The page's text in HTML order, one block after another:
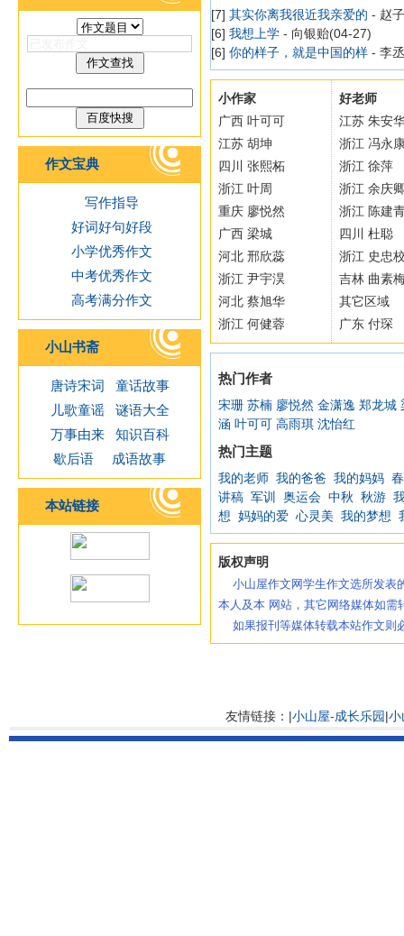
作文宝典
写作指导
好词好句好段
小学优秀作文
中考优秀作文
高考满分作文
小山书斋
唐诗宋词
童话故事
儿歌童谣
谜语大全
万事由来
知识百科
歇后语
成语故事
本站链接
[7] 其实你离我很近我亲爱的 - 赵
[6] 我想上学 - 向银贻(04-27)
[6] 你的样子，就是中国的样 - 李
小作家
广西 叶可可
江苏 胡坤
四川 张熙柘
浙江 叶周
重庆 廖悦然
广西 梁城
河北 邢欣蕊
浙江 尹宇淏
河北 蔡旭华
浙江 何健蓉
好老师
江苏 朱安
浙江 冯永
浙江 徐萍
浙江 余庆
浙江 陈建
四川 杜聪
浙江 史忠
吉林 曲素
其它区域
广东 付琛
热门作者
宋珊 苏楠 廖悦然 金潇逸 郑龙城
涵 叶可可 高雨琪 沈怡红
热门主题
我的老师 我的爸爸 我的妈妈
讲稿 军训 奥运会 中秋 秋游
想 妈妈的爱 心灵美 我的梦想
版权声明
小山屋作文网学生作文选所发表
本人及本 网站，其它网络媒体如需
如果报刊等媒体转载本站作文则
友情链接：|小山屋-成长乐园|小